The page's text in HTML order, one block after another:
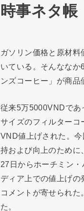
時事ネタ帳
ガソリン価格と原材
いている。そんなな
ンズコーヒー」が商品
従来5万5000VNDであ
サイズのフィルター
VND値上げされた。
持および向上のために
27日からホーチミン
ディア上での値上げ
コメントが寄せられ
た。